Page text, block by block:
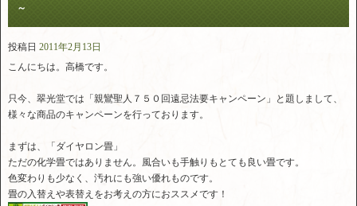
～
投稿日 2011年2月13日
こんにちは。高橋です。
只今、翠光堂では「親鸞聖人７５０回遠忌法要キャンペーン」と題しまして、
様々な商品のキャンペーンを行っております。
まずは、「ダイヤロン畳」
ただの化学畳ではありません。風合いも手触りもとても良い畳です。
色変わりも少なく、汚れにも強い優れものです。
畳の入替えや表替えをお考えの方におススメです！